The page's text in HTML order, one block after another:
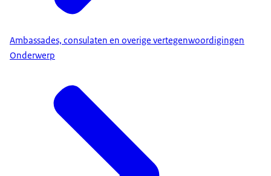
Ambassades, consulaten en overige vertegenwoordigingen
Onderwerp